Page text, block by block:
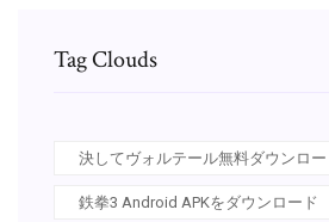
Tag Clouds
決してヴォルテール無料ダウンロー
鉄拳3 Android APKをダウンロード